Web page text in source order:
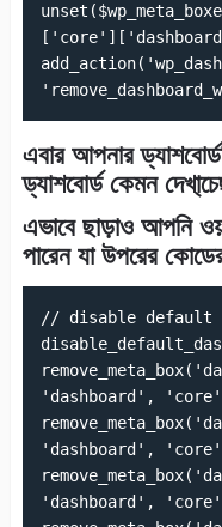
এবার আপনার
ড্যাশবোর্ড কেমন
এভাবে ছাড়াও আপনি
পারেন যা উপরের
// disable default
'dashboard',
'dashboard',
'dashboard',